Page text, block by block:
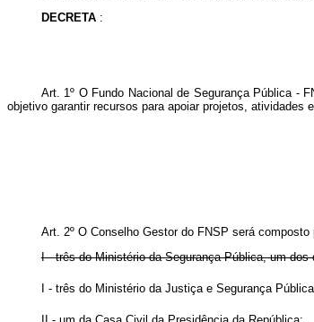
DECRETA :
Art. 1º O Fundo Nacional de Segurança Pública -
objetivo garantir recursos para apoiar projetos,
Art. 2º O Conselho Gestor do FNSP será
I - três do Ministério da Segurança Pública, um dos
I - três do Ministério da Justiça e Segurança